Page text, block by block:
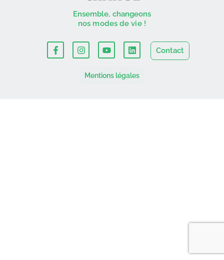
Ensemble, changeons
nos modes de vie !
Contact
Mentions légales